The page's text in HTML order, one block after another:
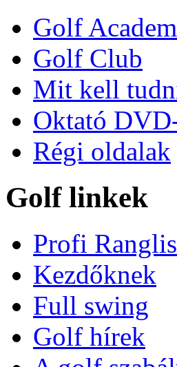
Golf
Golf Club
Mit kell
Oktató
Régi oldalak
Golf linkek
Profi
Kezdőknek
Full swing
Golf hírek